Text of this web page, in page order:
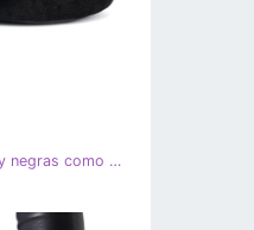
Shelvt Zapatillas suaves y negras como mocasines con arco negro